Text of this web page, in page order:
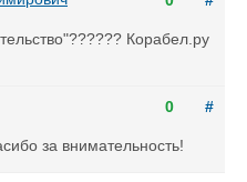
Корабел.ру
0 #
за внимательность!